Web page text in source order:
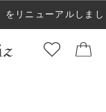
をリニューアルしまし